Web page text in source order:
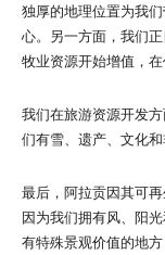
独厚的地理位置为我
心。另一方面，我们
牧业资源开始增值，
我们在旅游资源开发
们有雪、遗产、文化和
最后，阿拉贡因其可
因为我们拥有风、阳
有特殊景观价值的地